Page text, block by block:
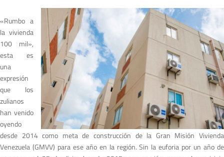
«Rumbo a
la vivienda
100 mil»,
esta es
una
expresión
que los
zulianos
han venido
oyendo
desde 2014 como meta de construcción de la Gran Misión Vivienda
Venezuela (GMVV) para ese año en la región. Sin la euforia por un año de